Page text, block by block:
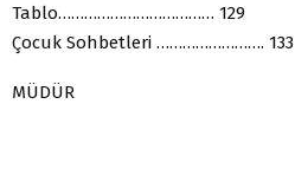
Tablo……………………………… 129
Çocuk Sohbetleri ……………………. 133
MÜDÜR